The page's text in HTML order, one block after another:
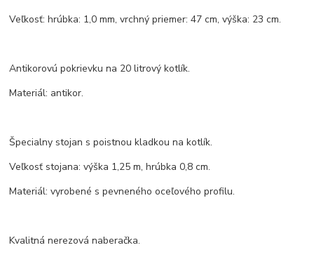
Veľkosť: hrúbka: 1,0 mm, vrchný priemer: 47 cm, výška: 23 cm.
Antikorovú pokrievku na 20 litrový kotlík.
Materiál: antikor.
Špecialny stojan s poistnou kladkou na kotlík.
Veľkosť stojana: výška 1,25 m, hrúbka 0,8 cm.
Materiál: vyrobené s pevneného oceľového profilu.
Kvalitná nerezová naberačka.